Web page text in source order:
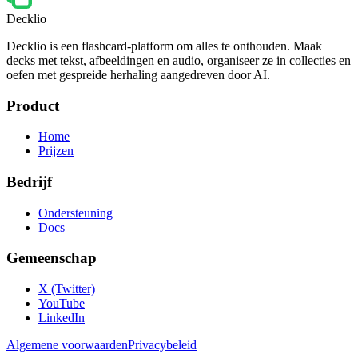
Decklio
Decklio is een flashcard-platform om alles te onthouden. Maak
decks met tekst, afbeeldingen en audio, organiseer ze in collecties en
oefen met gespreide herhaling aangedreven door AI.
Product
Home
Prijzen
Bedrijf
Ondersteuning
Docs
Gemeenschap
X (Twitter)
YouTube
LinkedIn
Algemene voorwaardenPrivacybeleid